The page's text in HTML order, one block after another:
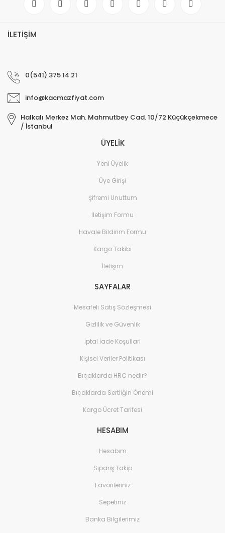
İLETİŞİM
0(541) 375 14 21
info@kacmazfiyat.com
Halkalı Merkez Mah. Mahmutbey Cad. 10/72 Küçükçekmece
/ İstanbul
ÜYELİK
Yeni Üyelik
Üye Girişi
Şifremi Unuttum
İletişim Formu
Havale Bildirim Formu
Kargo Takibi
İletişim
SAYFALAR
Mesafeli Satış Sözleşmesi
Gizlilik ve Güvenlik
İptal İade Koşullari
Kişisel Veriler Politikası
Bıçaklarda HRC nedir?
Bıçaklarda Sertliğin Önemi
Kargo Ücret Tarifesi
HESABIM
Hesabım
Sipariş Takip
Favorileriniz
Sepetiniz
Banka Bilgilerimiz